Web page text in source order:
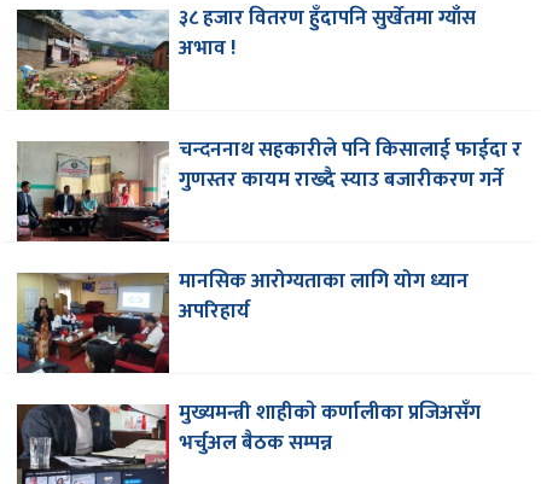
३८ हजार वितरण हुँदापनि सुर्खेतमा ग्याँस
अभाव !
चन्दननाथ सहकारीले पनि किसालाई फाईदा र
गुणस्तर कायम राख्दै स्याउ बजारीकरण गर्ने
मानसिक आरोग्यताका लागि योग ध्यान
अपरिहार्य
मुख्यमन्त्री शाहीकाे कर्णालीका प्रजिअसँग
भर्चुअल बैठक सम्पन्न